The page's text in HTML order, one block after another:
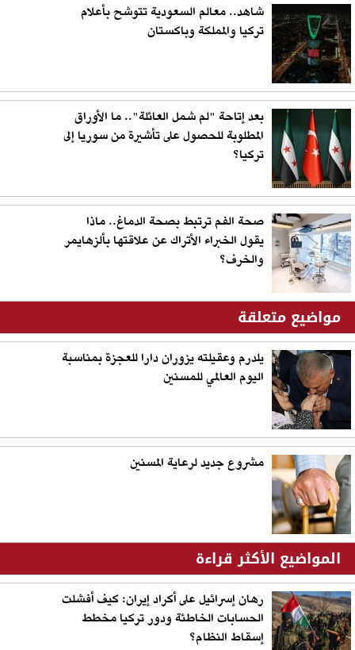
شاهد.. معالم السعودية تتوشح بأعلام
تركيا والمملكة وباكستان
بعد إتاحة "لم شمل العائلة".. ما الأوراق
المطلوبة للحصول على تأشيرة من سوريا إلى
تركيا؟
صحة الفم ترتبط بصحة الدماغ.. ماذا
يقول الخبراء الأتراك عن علاقتها بألزهايمر
والخرف؟
مواضيع متعلقة
يلدرم وعقيلته يزوران دارا للعجزة بمناسبة
اليوم العالمي للمسنين
مشروع جديد لرعاية المسنين
المواضيع الأكثر قراءة
رهان إسرائيل على أكراد إيران: كيف أفشلت
الحسابات الخاطئة ودور تركيا مخطط
إسقاط النظام؟